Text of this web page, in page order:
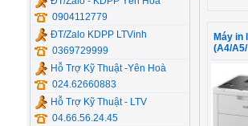
0904112779
ĐT/Zalo KDPP LTVinh
0369729999
Hỗ Trợ Kỹ Thuật -Yên Hoà
024.62660883
Hỗ Trợ Kỹ Thuật - LTV
04.66.56.24.45
Máy in
(A4/